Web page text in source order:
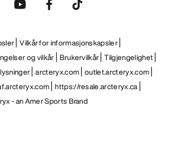
Vilkår for informasjonskapsler
og vilkår Brukervilkår Tilgjengelighet
arcteryx.com outlet.arcteryx.com
https://resale.arcteryx.ca
- an Amer Sports Brand